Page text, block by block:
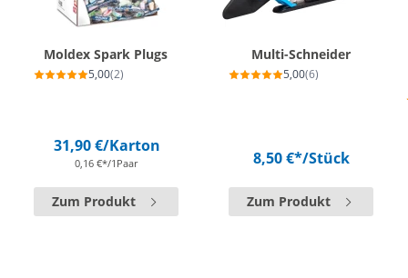
Moldex Spark Plugs
5,00(2)
31,90 €/Karton
0,16 €*/1Paar
Zum Produkt
Multi-Schneider
5,00(6)
8,50 €*/Stück
Zum Produkt